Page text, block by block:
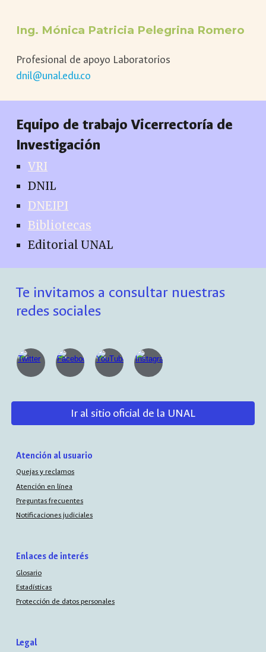
Ing. Mónica Patricia Pelegrina Romero
Profesional de apoyo Laboratorios
dnil@unal.edu.co
Equipo de trabajo Vicerrectoría de
Investigación
VRI
DNIL
DNEIPI
Bibliotecas
Editorial UNAL
Te invitamos a consultar nuestras
redes sociales
Ir al sitio oficial de la UNAL
Atención al usuario
Quejas y reclamos
Atención en línea
Preguntas frecuentes
Notificaciones judiciales
Enlaces de interés
Glosario
Estadísticas
Protección de datos personales
Legal